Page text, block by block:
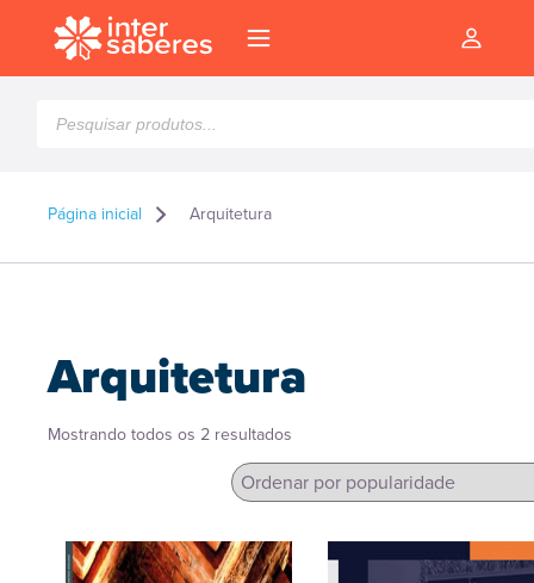
produtos
Página inicial Arquitetura
Arquitetura
Mostrando todos os 2 resultados
popularidade